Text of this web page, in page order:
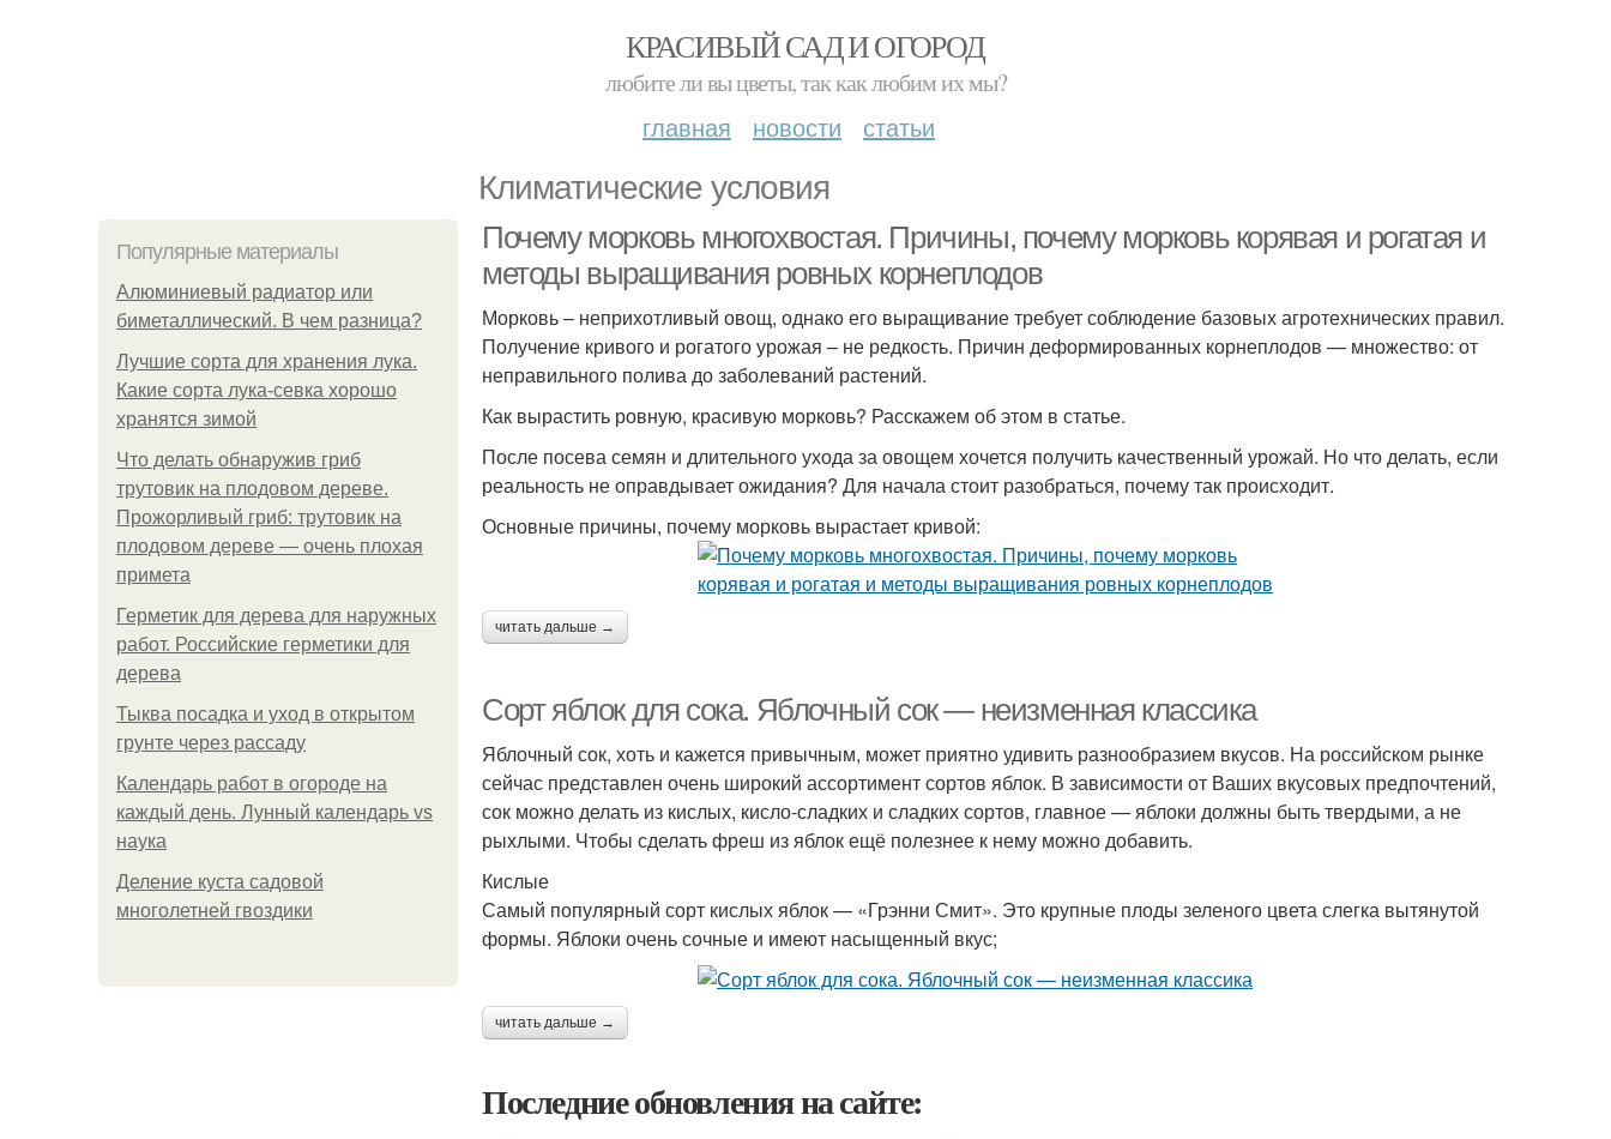
КРАСИВЫЙ САД И ОГОРОД
любите ли вы цветы, так как любим их мы?
главная новости статьи
Климатические условия
Популярные материалы
Алюминиевый радиатор или
биметаллический. В чем разница?
Лучшие сорта для хранения лука.
Какие сорта лука-севка хорошо
хранятся зимой
Что делать обнаружив гриб
трутовик на плодовом дереве.
Прожорливый гриб: трутовик на
плодовом дереве — очень плохая
примета
Герметик для дерева для наружных
работ. Российские герметики для
дерева
Тыква посадка и уход в открытом
грунте через рассаду
Календарь работ в огороде на
каждый день. Лунный календарь vs
наука
Деление куста садовой
многолетней гвоздики
Почему морковь многохвостая. Причины, почему морковь корявая и рогатая и
методы выращивания ровных корнеплодов
Морковь – неприхотливый овощ, однако его выращивание требует соблюдение базовых агротехнических правил.
Получение кривого и рогатого урожая – не редкость. Причин деформированных корнеплодов — множество: от
неправильного полива до заболеваний растений.
Как вырастить ровную, красивую морковь? Расскажем об этом в статье.
После посева семян и длительного ухода за овощем хочется получить качественный урожай. Но что делать, если
реальность не оправдывает ожидания? Для начала стоит разобраться, почему так происходит.
Основные причины, почему морковь вырастает кривой:
читать дальше →
Сорт яблок для сока. Яблочный сок — неизменная классика
Яблочный сок, хоть и кажется привычным, может приятно удивить разнообразием вкусов. На российском рынке
сейчас представлен очень широкий ассортимент сортов яблок. В зависимости от Ваших вкусовых предпочтений,
сок можно делать из кислых, кисло-сладких и сладких сортов, главное — яблоки должны быть твердыми, а не
рыхлыми. Чтобы сделать фреш из яблок ещё полезнее к нему можно добавить.
Кислые
Самый популярный сорт кислых яблок — «Грэнни Смит». Это крупные плоды зеленого цвета слегка вытянутой
формы. Яблоки очень сочные и имеют насыщенный вкус;
читать дальше →
Последние обновления на сайте: